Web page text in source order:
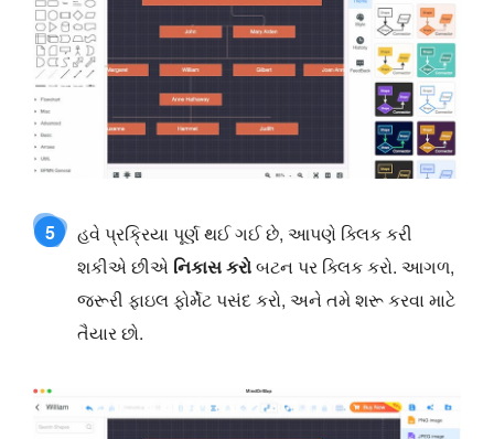
5
હવે પ્રક્રિયા પૂર્ણ થઈ ગઈ છે, આપણે ક્લિક કરી
શકીએ છીએ નિકાસ કરોબટન પર ક્લિક કરો. આગળ,
જરૂરી ફાઇલ ફોર્મેટ પસંદ કરો, અને તમે શરૂ કરવા માટે
તૈયાર છો.